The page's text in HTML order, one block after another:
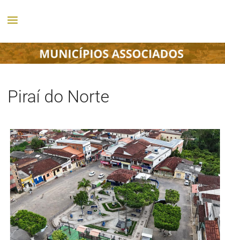
Piraí do Norte